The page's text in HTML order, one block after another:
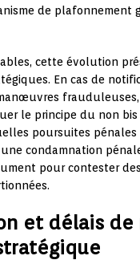
de plafonnement
cette évolution
En cas de
le principe du non
poursuites
une condamnation
pour contester
et délais de